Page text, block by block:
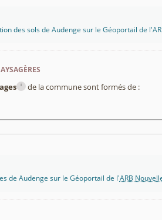
des sols de Audenge sur le Géoportail de
i de la commune sont formés de :
de Audenge sur le Géoportail de l'ARB